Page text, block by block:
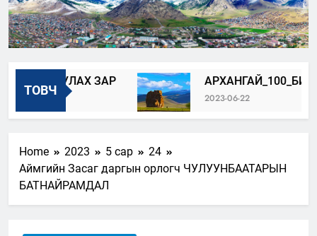
ТОВЧ
ЗАР
2023-06-22
Home 2023 5 сар
24
Аймгийн Засаг даргын орлогч ЧУЛУУНБААТАРЫН
БАТНАЙРАМДАЛ